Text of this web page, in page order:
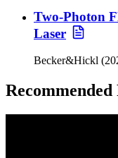
Two-Photon
Laser
Becker&Hickl